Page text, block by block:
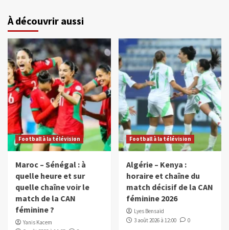
À découvrir aussi
Football à la télévision
Maroc – Sénégal : à
quelle heure et sur
quelle chaîne voir le
match de la CAN
féminine ?
Yanis Kacem
Football à la télévision
Algérie – Kenya :
horaire et chaîne du
match décisif de la CAN
féminine 2026
Lyes Bensaïd
3 août 2026 à 12:00
0